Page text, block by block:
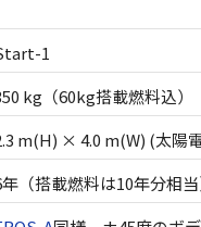
1
kg（60kg搭載燃料込）
m(H) × 4.0 m(W) (太陽
（搭載燃料は10年分相当